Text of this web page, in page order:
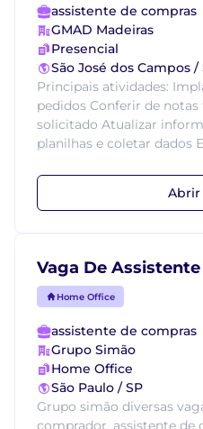
assistente de compras
GMAD Madeiras
Presencial
São José dos Campos /
Principais atividades:
pedidos Conferir de
solicitado Atualizar
planilhas e coletar dados
Abrir
Vaga De
Home Office
assistente de compras
Grupo Simão
Home Office
São Paulo / SP
Grupo simão diversas
comprador, assistente de